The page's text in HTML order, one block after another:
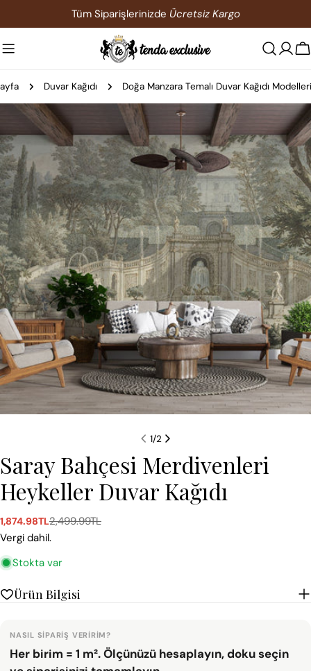
atla
Tüm Siparişlerinizde Ücretsiz Kargo
Duvar Kağıdı Doğa Manzara Temalı Duvar Kağıdı Modelleri
bilgilerine
atla
medyasını modda açın
1/2
Saray Bahçesi Merdivenleri
Heykeller Duvar Kağıdı
Satış
ücreti
1,874.98TL
Normal
fiyat
2,499.99TL
Vergi dahil.
Stokta var
Ürün Bilgisi
NASIL SIPARIŞ VERIRIM?
Her birim = 1 m². Ölçünüzü hesaplayın, doku seçin